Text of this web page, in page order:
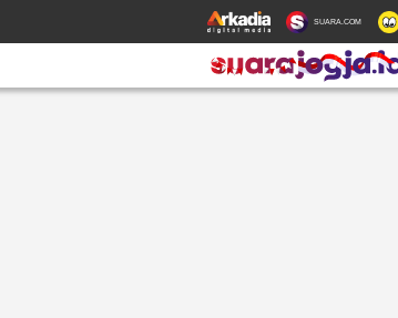
SUARA.COM